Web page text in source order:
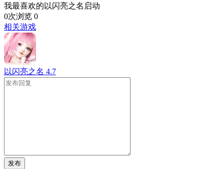
我最喜欢的以闪亮之名启动
0次浏览 0
相关游戏
以闪亮之名 4.7
发布